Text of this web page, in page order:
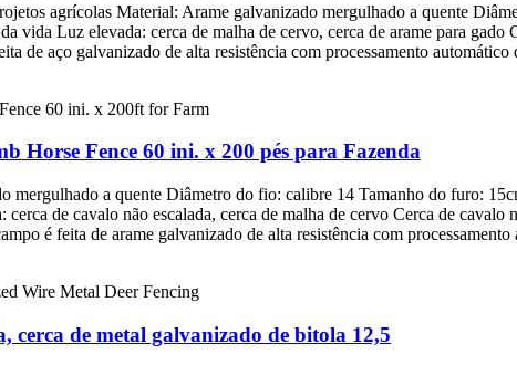
agrícolas Material: Arame galvanizado mergulhado a quente
vida Luz elevada: cerca de malha de cervo, cerca de arame para
de aço galvanizado de alta resistência com processamento automático
Horse Fence 60 ini. x 200 pés para Fazenda
mergulhado a quente Diâmetro do fio: calibre 14 Tamanho do furo:
de cavalo não escalada, cerca de malha de cervo Cerca de
é feita de arame galvanizado de alta resistência com
cerca de metal galvanizado de bitola 12,5